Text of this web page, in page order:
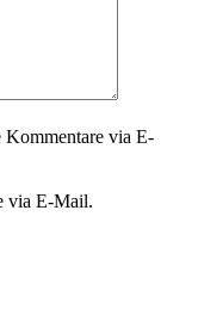
Kommentare via E-
via E-Mail.